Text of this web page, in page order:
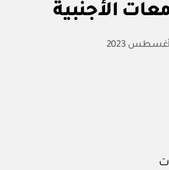
الأجنبية
كاتب
س
ة